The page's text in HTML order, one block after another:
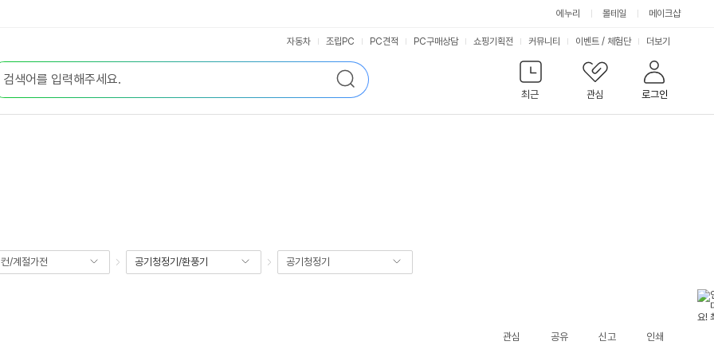
에누리 몰테일 메이크샵
검
색
최근
관심 로그인
자동차 조립PC PC견적 PC구매상담 쇼핑기획전 커뮤니티 이벤트 / 체험단 서
비
스
더보기
/계절가전 공기청정기/환풍기 공기청정기
관심 공유 신고 인쇄